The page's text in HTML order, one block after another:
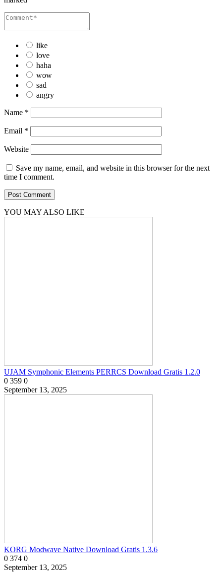
like
love
haha
wow
sad
angry
Name *
Email *
Website
Save my name, email, and website in this browser for the next
time I comment.
YOU MAY ALSO LIKE
UJAM Symphonic Elements PERRCS Download Gratis 1.2.0
0 359 0
September 13, 2025
KORG Modwave Native Download Gratis 1.3.6
0 374 0
September 13, 2025